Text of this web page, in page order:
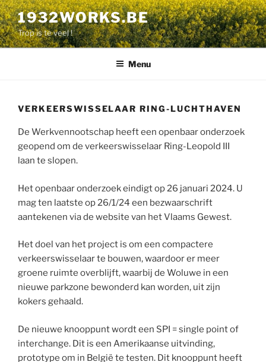
Naar
de
inhoud
overgaan
1932WORKS.BE
Trop is te veel !
Menu
VERKEERSWISSELAAR RING-LUCHTHAVEN
De Werkvennootschap heeft een openbaar onderzoek
geopend om de verkeerswisselaar Ring-Leopold III
laan te slopen.
Het openbaar onderzoek eindigt op 26 januari 2024. U
mag ten laatste op 26/1/24 een bezwaarschrift
aantekenen via de website van het Vlaams Gewest.
Het doel van het project is om een compactere
verkeerswisselaar te bouwen, waardoor er meer
groene ruimte overblijft, waarbij de Woluwe in een
nieuwe parkzone bewonderd kan worden, uit zijn
kokers gehaald.
De nieuwe knooppunt wordt een SPI = single point of
interchange. Dit is een Amerikaanse uitvinding,
prototype om in België te testen. Dit knooppunt heeft